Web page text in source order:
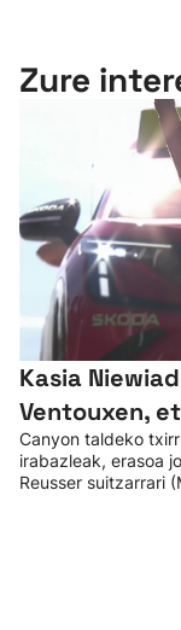
Zure
Kasia
Ventouxen,
Canyon taldeko
irabazleak, erasoa
Reusser suitzarrari